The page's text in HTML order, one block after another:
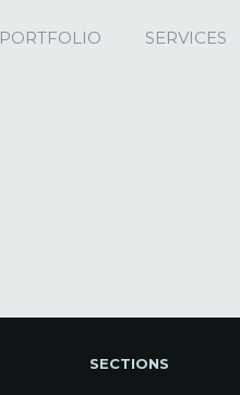
PORTFOLIO SERVICES
SECTIONS